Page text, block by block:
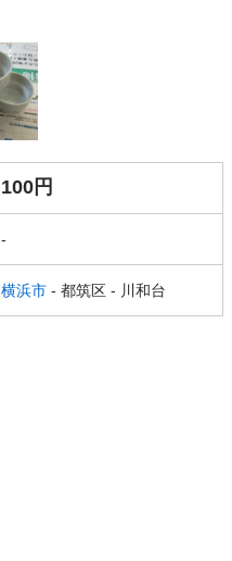
100円
-
横浜市 - 都筑区 - 川和台